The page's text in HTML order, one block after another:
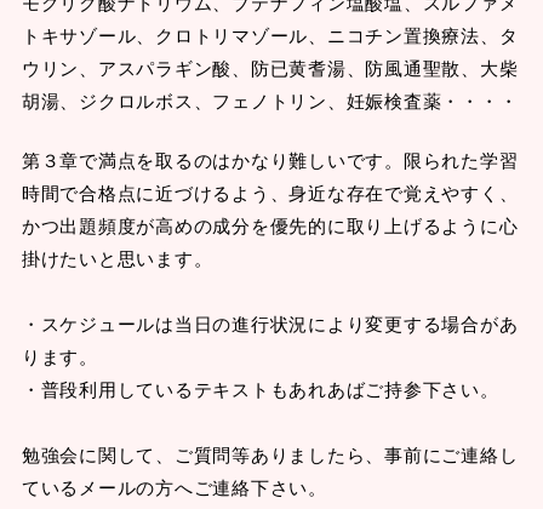
トキサゾール、クロトリマゾール、ニコチン置換療法、タ
ウリン、アスパラギン酸、防已黄耆湯、防風通聖散、大柴
胡湯、ジクロルボス、フェノトリン、妊娠検査薬・・・・
第３章で満点を取るのはかなり難しいです。限られた学習
時間で合格点に近づけるよう、身近な存在で覚えやすく、
かつ出題頻度が高めの成分を優先的に取り上げるように心
掛けたいと思います。
・スケジュールは当日の進行状況により変更する場合があ
ります。
・普段利用しているテキストもあれあばご持参下さい。
勉強会に関して、ご質問等ありましたら、事前にご連絡し
ているメールの方へご連絡下さい。